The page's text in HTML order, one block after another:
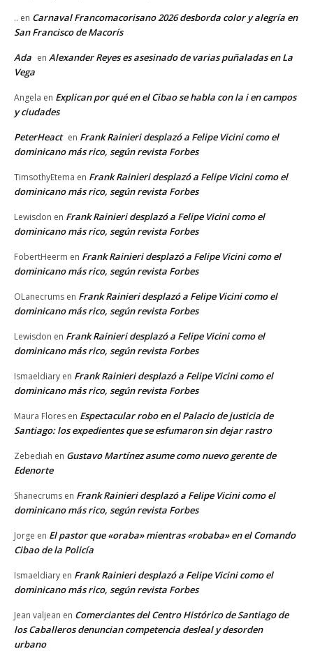
.. en Carnaval Francomacorisano 2026 desborda color y alegría en
San Francisco de Macorís
Ada en Alexander Reyes es asesinado de varias puñaladas en La
Vega
Angela en Explican por qué en el Cibao se habla con la i en campos
y ciudades
PeterHeact en Frank Rainieri desplazó a Felipe Vicini como el
dominicano más rico, según revista Forbes
TimsothyEtema en Frank Rainieri desplazó a Felipe Vicini como el
dominicano más rico, según revista Forbes
Lewisdon en Frank Rainieri desplazó a Felipe Vicini como el
dominicano más rico, según revista Forbes
FobertHeerm en Frank Rainieri desplazó a Felipe Vicini como el
dominicano más rico, según revista Forbes
OLanecrums en Frank Rainieri desplazó a Felipe Vicini como el
dominicano más rico, según revista Forbes
Lewisdon en Frank Rainieri desplazó a Felipe Vicini como el
dominicano más rico, según revista Forbes
Ismaeldiary en Frank Rainieri desplazó a Felipe Vicini como el
dominicano más rico, según revista Forbes
Maura Flores en Espectacular robo en el Palacio de justicia de
Santiago: los expedientes que se esfumaron sin dejar rastro
Zebediah en Gustavo Martínez asume como nuevo gerente de
Edenorte
Shanecrums en Frank Rainieri desplazó a Felipe Vicini como el
dominicano más rico, según revista Forbes
Jorge en El pastor que «oraba» mientras «robaba» en el Comando
Cibao de la Policía
Ismaeldiary en Frank Rainieri desplazó a Felipe Vicini como el
dominicano más rico, según revista Forbes
Jean valjean en Comerciantes del Centro Histórico de Santiago de
los Caballeros denuncian competencia desleal y desorden
urbano